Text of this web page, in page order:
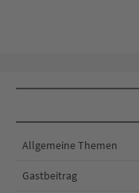
Allgemeine Themen
Gastbeitrag